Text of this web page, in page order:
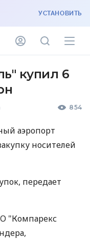
УСТАНОВИТЬ
купил 6
854
аэропорт
носителей
передает
"Компарекс